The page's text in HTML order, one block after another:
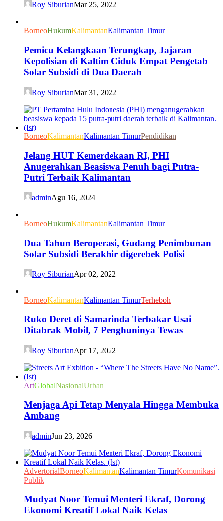
Roy SiburianMar 25, 2022
BorneoHukumKalimantanKalimantan Timur
Pemicu Kelangkaan Terungkap, Jajaran
Kepolisian di Kaltim Ciduk Empat Pengetab
Solar Subsidi di Dua Daerah
Roy SiburianMar 31, 2022
BorneoKalimantanKalimantan TimurPendidikan
Jelang HUT Kemerdekaan RI, PHI
Anugerahkan Beasiswa Penuh bagi Putra-
Putri Terbaik Kalimantan
adminAgu 16, 2024
BorneoHukumKalimantanKalimantan Timur
Dua Tahun Beroperasi, Gudang Penimbunan
Solar Subsidi Berakhir digerebek Polisi
Roy SiburianApr 02, 2022
BorneoKalimantanKalimantan TimurTerheboh
Ruko Deret di Samarinda Terbakar Usai
Ditabrak Mobil, 7 Penghuninya Tewas
Roy SiburianApr 17, 2022
ArtGlobalNasionalUrban
Menjaga Api Tetap Menyala Hingga Membuka
Ambang
adminJun 23, 2026
AdvertorialBorneoKalimantanKalimantan TimurKomunikasi
Publik
Mudyat Noor Temui Menteri Ekraf, Dorong
Ekonomi Kreatif Lokal Naik Kelas